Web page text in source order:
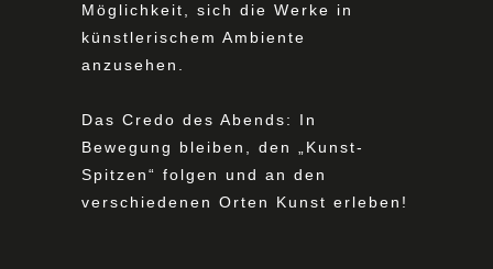
Möglichkeit, sich die Werke in
künstlerischem Ambiente
anzusehen.
Das Credo des Abends: In
Bewegung bleiben, den „Kunst-
Spitzen“ folgen und an den
verschiedenen Orten Kunst erleben!